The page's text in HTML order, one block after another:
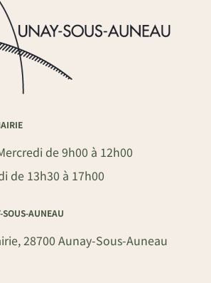
de 9h00 à 12h00
de 13h30 à 17h00
AUNEAU
28700 Aunay-Sous-Auneau